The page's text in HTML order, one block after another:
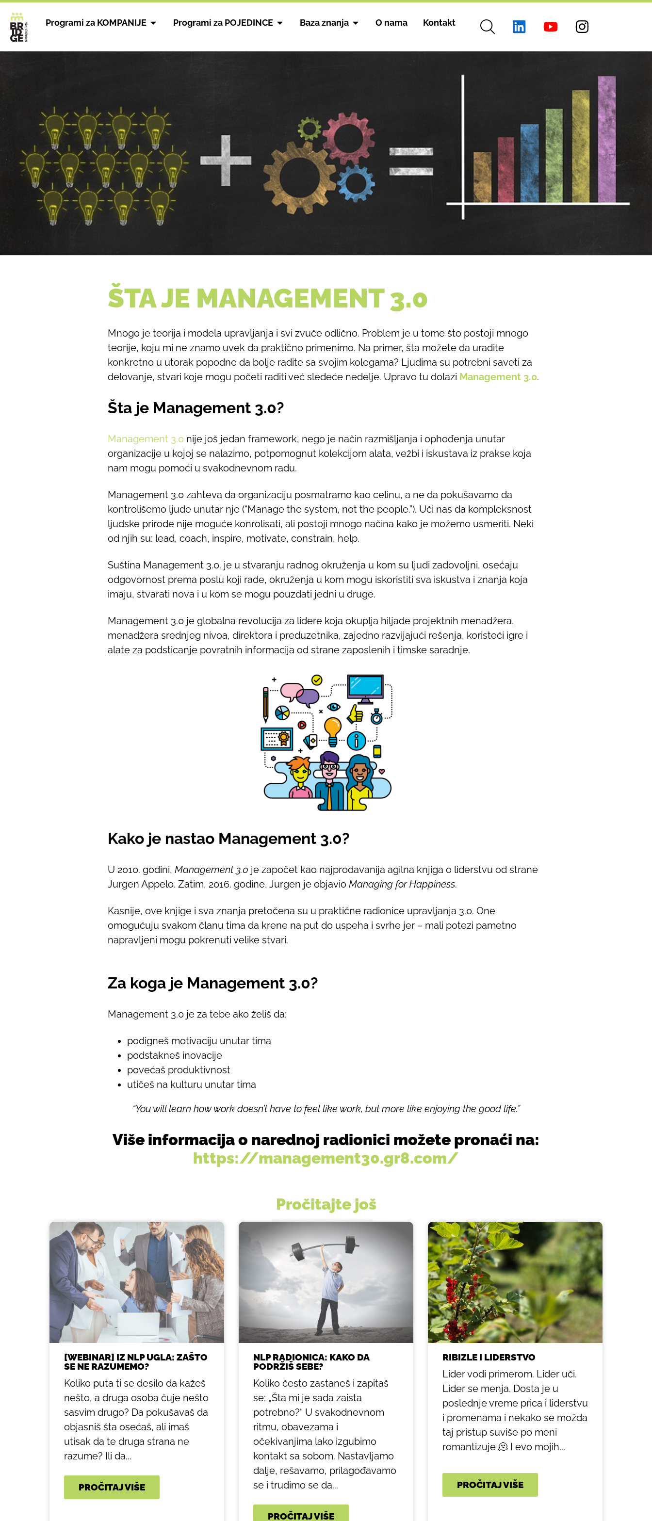
Programi za KOMPANIJE Programi za POJEDINCE Baza znanja O nama Kontakt
ŠTA JE MANAGEMENT 3.0
Mnogo je teorija i modela upravljanja i svi zvuče odlično. Problem je u tome što postoji mnogo
teorije, koju mi ne znamo uvek da praktično primenimo. Na primer, šta možete da uradite
konkretno u utorak popodne da bolje radite sa svojim kolegama? Ljudima su potrebni saveti za
delovanje, stvari koje mogu početi raditi već sledeće nedelje. Upravo tu dolazi Management 3.0.
Šta je Management 3.0?
Management 3.0 nije još jedan framework, nego je način razmišljanja i ophođenja unutar
organizacije u kojoj se nalazimo, potpomognut kolekcijom alata, vežbi i iskustava iz prakse koja
nam mogu pomoći u svakodnevnom radu.
Management 3.0 zahteva da organizaciju posmatramo kao celinu, a ne da pokušavamo da
kontrolišemo ljude unutar nje (“Manage the system, not the people.”). Uči nas da kompleksnost
ljudske prirode nije moguće konrolisati, ali postoji mnogo načina kako je možemo usmeriti. Neki
od njih su: lead, coach, inspire, motivate, constrain, help.
Suština Management 3.0. je u stvaranju radnog okruženja u kom su ljudi zadovoljni, osećaju
odgovornost prema poslu koji rade, okruženja u kom mogu iskoristiti sva iskustva i znanja koja
imaju, stvarati nova i u kom se mogu pouzdati jedni u druge.
Management 3.0 je globalna revolucija za lidere koja okuplja hiljade projektnih menadžera,
menadžera srednjeg nivoa, direktora i preduzetnika, zajedno razvijajući rešenja, koristeći igre i
alate za podsticanje povratnih informacija od strane zaposlenih i timske saradnje.
Kako je nastao Management 3.0?
U 2010. godini, Management 3.0 je započet kao najprodavanija agilna knjiga o liderstvu od strane
Jurgen Appelo. Zatim, 2016. godine, Jurgen je objavio Managing for Happiness.
Kasnije, ove knjige i sva znanja pretočena su u praktične radionice upravljanja 3.0. One
omogućuju svakom članu tima da krene na put do uspeha i svrhe jer – mali potezi pametno
napravljeni mogu pokrenuti velike stvari.
Za koga je Management 3.0?
Management 3.0 je za tebe ako želiš da:
podigneš motivaciju unutar tima
podstakneš inovacije
povećaš produktivnost
utičeš na kulturu unutar tima
“You will learn how work doesn’t have to feel like work, but more like enjoying the good life.”
Više informacija o narednoj radionici možete pronaći na:
https://management30.gr8.com/
Pročitajte još
[WEBINAR] IZ NLP UGLA: ZAŠTO
SE NE RAZUMEMO?
Koliko puta ti se desilo da kažeš
nešto, a druga osoba čuje nešto
sasvim drugo? Da pokušavaš da
objasniš šta osećaš, ali imaš
utisak da te druga strana ne
razume? Ili da...
PROČITAJ VIŠE
NLP RADIONICA: KAKO DA
PODRŽIŠ SEBE?
Koliko često zastaneš i zapitaš
se: „Šta mi je sada zaista
potrebno?“ U svakodnevnom
ritmu, obavezama i
očekivanjima lako izgubimo
kontakt sa sobom. Nastavljamo
dalje, rešavamo, prilagođavamo
se i trudimo se da...
PROČITAJ VIŠE
RIBIZLE I LIDERSTVO
Lider vodi primerom. Lider uči.
Lider se menja. Dosta je u
poslednje vreme prica i liderstvu
i promenama i nekako se možda
taj pristup suviše po meni
romantizuje 🫠 I evo mojih...
PROČITAJ VIŠE